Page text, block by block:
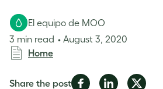
El equipo de MOO
3 min read
August 3, 2020
Home
Share the postShare Share Share